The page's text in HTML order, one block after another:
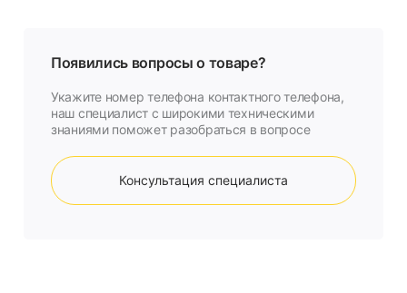
Появились вопросы о товаре?
Укажите номер телефона контактного телефона,
наш специалист с широкими техническими
знаниями поможет разобраться в вопросе
Консультация специалиста